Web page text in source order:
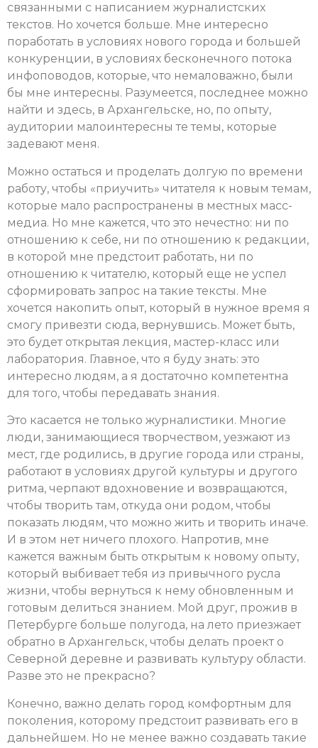
связанными с написанием журналистских
текстов. Но хочется больше. Мне интересно
поработать в условиях нового города и большей
конкуренции, в условиях бесконечного потока
инфоповодов, которые, что немаловажно, были
бы мне интересны. Разумеется, последнее можно
найти и здесь, в Архангельске, но, по опыту,
аудитории малоинтересны те темы, которые
задевают меня.
Можно остаться и проделать долгую по времени
работу, чтобы «приучить» читателя к новым темам,
которые мало распространены в местных масс-
медиа. Но мне кажется, что это нечестно: ни по
отношению к себе, ни по отношению к редакции,
в которой мне предстоит работать, ни по
отношению к читателю, который еще не успел
сформировать запрос на такие тексты. Мне
хочется накопить опыт, который в нужное время я
смогу привезти сюда, вернувшись. Может быть,
это будет открытая лекция, мастер-класс или
лаборатория. Главное, что я буду знать: это
интересно людям, а я достаточно компетентна
для того, чтобы передавать знания.
Это касается не только журналистики. Многие
люди, занимающиеся творчеством, уезжают из
мест, где родились, в другие города или страны,
работают в условиях другой культуры и другого
ритма, черпают вдохновение и возвращаются,
чтобы творить там, откуда они родом, чтобы
показать людям, что можно жить и творить иначе.
И в этом нет ничего плохого. Напротив, мне
кажется важным быть открытым к новому опыту,
который выбивает тебя из привычного русла
жизни, чтобы вернуться к нему обновленным и
готовым делиться знанием. Мой друг, прожив в
Петербурге больше полугода, на лето приезжает
обратно в Архангельск, чтобы делать проект о
Северной деревне и развивать культуру области.
Разве это не прекрасно?
Конечно, важно делать город комфортным для
поколения, которому предстоит развивать его в
дальнейшем. Но не менее важно создавать такие